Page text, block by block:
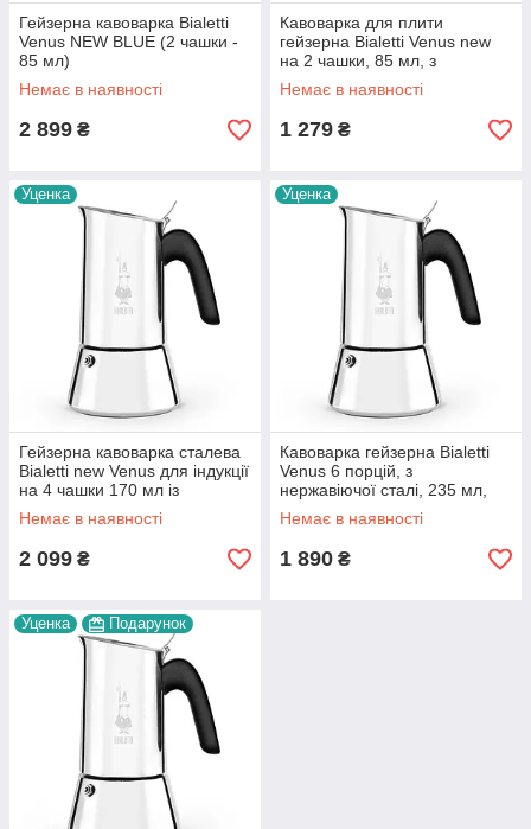
Гейзерна кавоварка Bialetti
Venus NEW BLUE (2 чашки -
85 мл)
Немає в наявності
2 899 ₴
Кавоварка для плити
гейзерна Bialetti Venus new
на 2 чашки, 85 мл, з
нержавійки, для кави
Немає в наявності
1 279 ₴
Уценка
Гейзерна кавоварка сталева
Bialetti new Venus для індукції
на 4 чашки 170 мл із
нержавійки для газової плити
Немає в наявності
2 099 ₴
Уценка
Кавоварка гейзерна Bialetti
Venus 6 порцій, з
нержавіючої сталі, 235 мл,
для індукційної плити,
побутова
Немає в наявності
1 890 ₴
Уценка Подарунок